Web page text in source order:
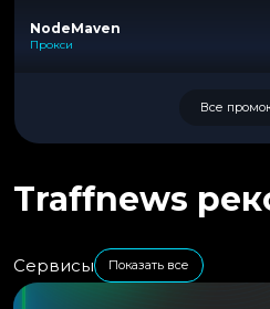
NodeMaven
Прокси
Все
Traffnews
Сервисы Показать все